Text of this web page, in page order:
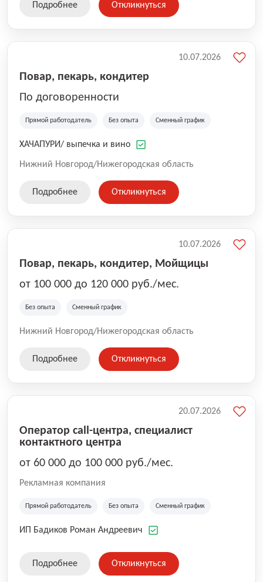
Подробнее Откликнуться
Повар, пекарь, кондитер
По договоренности
Прямой работодатель Без опыта Сменный график
ХАЧАПУРИ/ выпечка и вино
Нижний Новгород/Нижегородская область
10.07.2026
Подробнее Откликнуться
Повар, пекарь, кондитер, Мойщицы
от 100 000 до 120 000 руб./мес.
Без опыта Сменный график
Нижний Новгород/Нижегородская область
10.07.2026
Подробнее Откликнуться
Оператор call-центра, специалист
контактного центра
от 60 000 до 100 000 руб./мес.
Рекламная компания
Прямой работодатель Без опыта Сменный график
ИП Бадиков Роман Андреевич
20.07.2026
Подробнее Откликнуться